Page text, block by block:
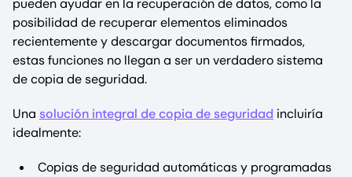
pueden ayudar en la recuperación de datos, como la
posibilidad de recuperar elementos eliminados
recientemente y descargar documentos firmados,
estas funciones no llegan a ser un verdadero sistema
de copia de seguridad.
Una solución integral de copia de seguridad incluiría
idealmente:
Copias de seguridad automáticas y programadas